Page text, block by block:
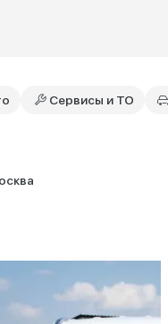
Сервисы и ТО